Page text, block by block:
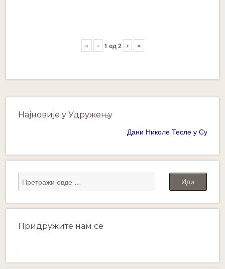
« ‹ 1 од2 › »
Најновије у Удружењу
Дани Николе Тесле у
Придружите нам се